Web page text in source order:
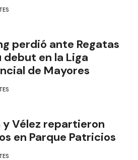
perdió ante Regatas
debut en la Liga
de Mayores
y Vélez repartieron
en Parque Patricios